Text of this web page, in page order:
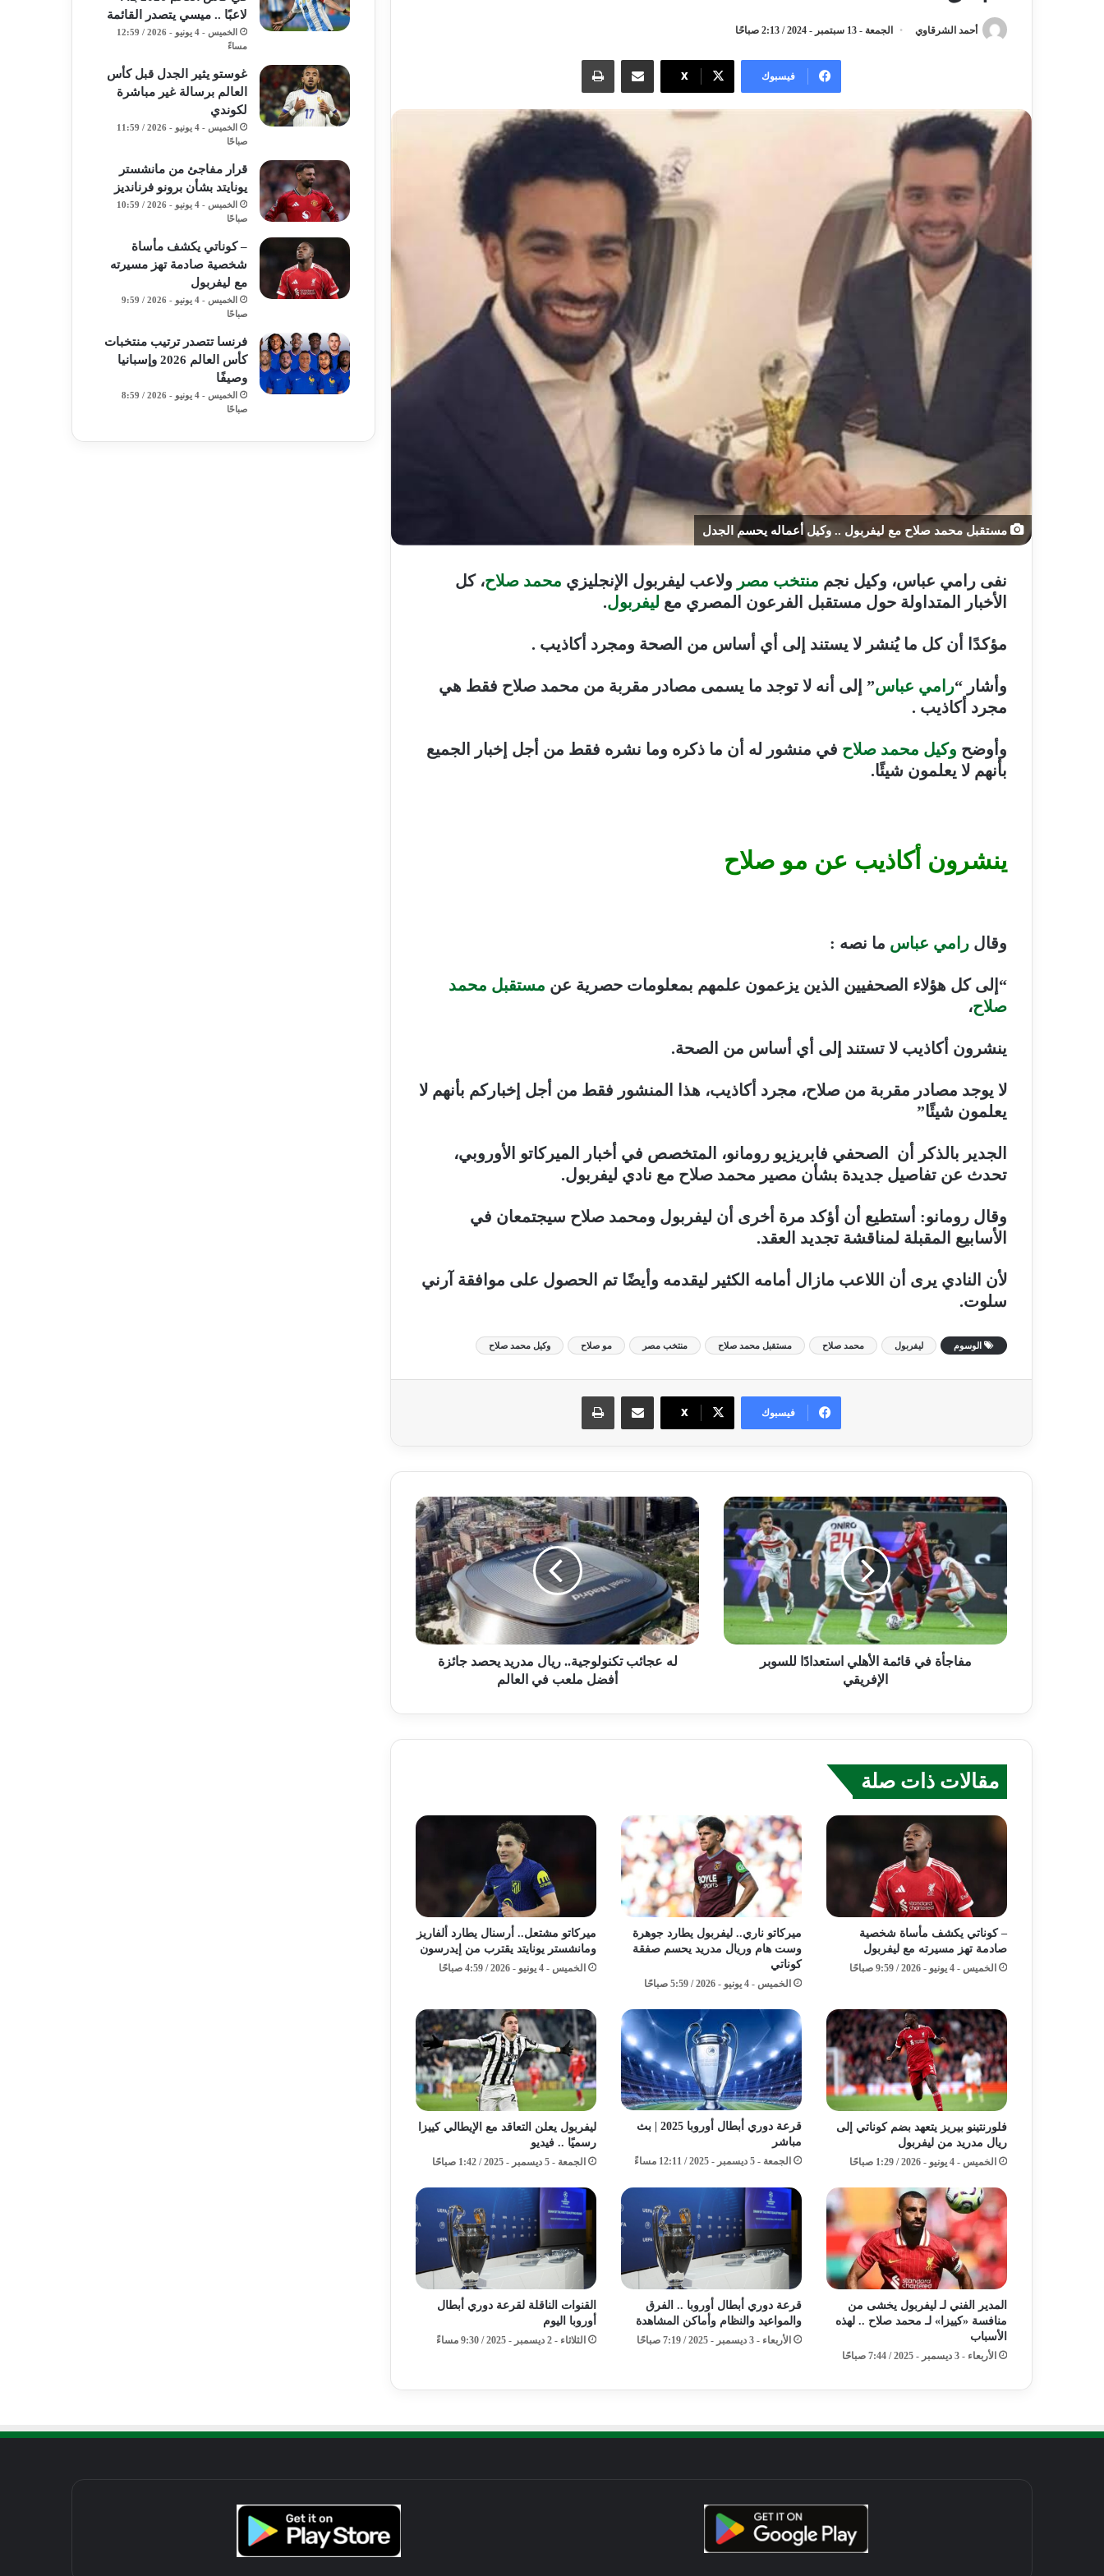
أحمد الشرقاوي الجمعة - 13 سبتمبر - 2024 / 2:13 صباحًا
فيسبوك X
مشاركة عبر البريد طباعة
مستقبل محمد صلاح مع ليفربول .. وكيل أعماله يحسم الجدل
نفى رامي عباس، وكيل نجم منتخب مصر ولاعب ليفربول الإنجليزي محمد صلاح، كل
الأخبار المتداولة حول مستقبل الفرعون المصري مع ليفربول.
مؤكدًا أن كل ما يُنشر لا يستند إلى أي أساس من الصحة ومجرد أكاذيب .
وأشار “رامي عباس” إلى أنه لا توجد ما يسمى مصادر مقربة من محمد صلاح فقط هي
مجرد أكاذيب .
وأوضح وكيل محمد صلاح في منشور له أن ما ذكره وما نشره فقط من أجل إخبار الجميع
بأنهم لا يعلمون شيئًا.
ينشرون أكاذيب عن مو صلاح
وقال رامي عباس ما نصه :
“إلى كل هؤلاء الصحفيين الذين يزعمون علمهم بمعلومات حصرية عن مستقبل محمد
صلاح،
ينشرون أكاذيب لا تستند إلى أي أساس من الصحة.
لا يوجد مصادر مقربة من صلاح، مجرد أكاذيب، هذا المنشور فقط من أجل إخباركم بأنهم لا
يعلمون شيئًا”
الجدير بالذكر أن الصحفي فابريزيو رومانو، المتخصص في أخبار الميركاتو الأوروبي،
تحدث عن تفاصيل جديدة بشأن مصير محمد صلاح مع نادي ليفربول.
وقال رومانو: أستطيع أن أؤكد مرة أخرى أن ليفربول ومحمد صلاح سيجتمعان في
الأسابيع المقبلة لمناقشة تجديد العقد.
لأن النادي يرى أن اللاعب مازال أمامه الكثير ليقدمه وأيضًا تم الحصول على موافقة آرني
سلوت.
الوسوم ليفربول محمد صلاح مستقبل محمد صلاح منتخب مصر مو صلاح وكيل محمد صلاح
فيسبوك X
مشاركة عبر البريد طباعة
مفاجأة في قائمة الأهلي استعدادًا للسوبر
الإفريقي
له عجائب تكنولوجية.. ريال مدريد يحصد جائزة
أفضل ملعب في العالم
مقالات ذات صلة
– كوناتي يكشف مأساة شخصية
صادمة تهز مسيرته مع ليفربول
الخميس - 4 يونيو - 2026 / 9:59 صباحًا
ميركاتو ناري.. ليفربول يطارد جوهرة
وست هام وريال مدريد يحسم صفقة
كوناتي
الخميس - 4 يونيو - 2026 / 5:59 صباحًا
ميركاتو مشتعل.. أرسنال يطارد ألفاريز
ومانشستر يونايتد يقترب من إيدرسون
الخميس - 4 يونيو - 2026 / 4:59 صباحًا
فلورنتينو بيريز يتعهد بضم كوناتي إلى
ريال مدريد من ليفربول
الخميس - 4 يونيو - 2026 / 1:29 صباحًا
قرعة دوري أبطال أوروبا 2025 | بث
مباشر
الجمعة - 5 ديسمبر - 2025 / 12:11 مساءً
ليفربول يعلن التعاقد مع الإيطالي كييزا
رسميًا .. فيديو
الجمعة - 5 ديسمبر - 2025 / 1:42 صباحًا
المدير الفني لـ ليفربول يخشى من
منافسة «كييزا» لـ محمد صلاح .. لهذه
الأسباب
الأربعاء - 3 ديسمبر - 2025 / 7:44 صباحًا
قرعة دوري أبطال أوروبا .. الفرق
والمواعيد والنظام وأماكن المشاهدة
الأربعاء - 3 ديسمبر - 2025 / 7:19 صباحًا
القنوات الناقلة لقرعة دوري أبطال
أوروبا اليوم
الثلاثاء - 2 ديسمبر - 2025 / 9:30 مساءً
لاعبًا .. ميسي يتصدر القائمة
الخميس - 4 يونيو - 2026 / 12:59
مساءً
غوستو يثير الجدل قبل كأس
العالم برسالة غير مباشرة
لكوندي
الخميس - 4 يونيو - 2026 / 11:59
صباحًا
قرار مفاجئ من مانشستر
يونايتد بشأن برونو فرنانديز
الخميس - 4 يونيو - 2026 / 10:59
صباحًا
– كوناتي يكشف مأساة
شخصية صادمة تهز مسيرته
مع ليفربول
الخميس - 4 يونيو - 2026 / 9:59
صباحًا
فرنسا تتصدر ترتيب منتخبات
كأس العالم 2026 وإسبانيا
وصيفًا
الخميس - 4 يونيو - 2026 / 8:59
صباحًا